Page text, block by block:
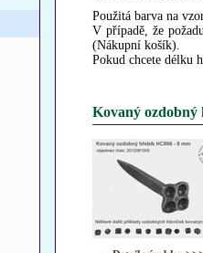
Použitá barva na
V případě, že
(Nákupní košík).
Pokud chcete délku
Kovaný ozdobný